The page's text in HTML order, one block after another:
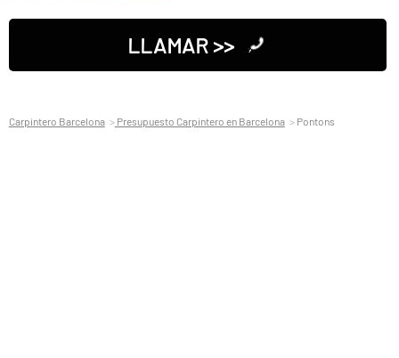
LLAMAR >>
Carpintero Barcelona Presupuesto Carpintero en Barcelona Pontons